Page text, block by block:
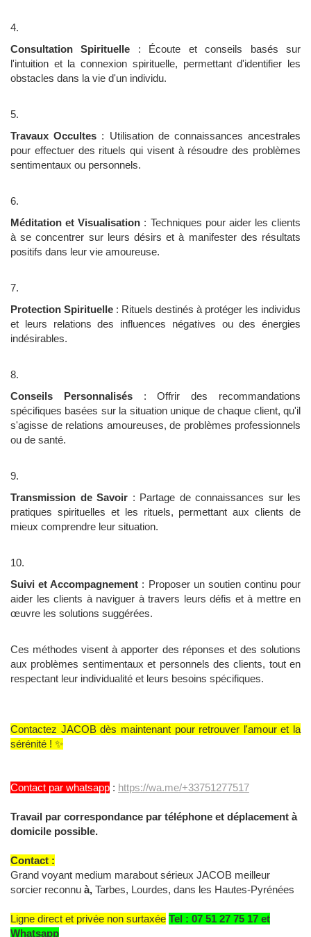
Consultation Spirituelle : Écoute et conseils basés sur
l'intuition et la connexion spirituelle, permettant d'identifier les
obstacles dans la vie d'un individu.
Travaux Occultes : Utilisation de connaissances ancestrales
pour effectuer des rituels qui visent à résoudre des problèmes
sentimentaux ou personnels.
Méditation et Visualisation : Techniques pour aider les clients
à se concentrer sur leurs désirs et à manifester des résultats
positifs dans leur vie amoureuse.
Protection Spirituelle : Rituels destinés à protéger les individus
et leurs relations des influences négatives ou des énergies
indésirables.
Conseils Personnalisés: Offrir des recommandations
spécifiques basées sur la situation unique de chaque client, qu'il
s'agisse de relations amoureuses, de problèmes professionnels
ou de santé.
Transmission de Savoir : Partage de connaissances sur les
pratiques spirituelles et les rituels, permettant aux clients de
mieux comprendre leur situation.
Suivi et Accompagnement : Proposer un soutien continu pour
aider les clients à naviguer à travers leurs défis et à mettre en
œuvre les solutions suggérées.
Ces méthodes visent à apporter des réponses et des solutions
aux problèmes sentimentaux et personnels des clients, tout en
respectant leur individualité et leurs besoins spécifiques.
Contactez JACOB dès maintenant pour retrouver l'amour et la
sérénité ! ✨
Contact par whatsapp : https://wa.me/+33751277517
Travail par correspondance par téléphone et déplacement à
domicile possible.
Contact :
Grand voyant medium marabout sérieux JACOB meilleur
sorcier reconnu à, Tarbes, Lourdes, dans les Hautes-Pyrénées
Ligne direct et privée non surtaxée Tel : 07 51 27 75 17 et
Whatsapp